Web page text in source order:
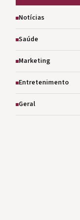
Notícias
Saúde
Marketing
Entretenimento
Geral